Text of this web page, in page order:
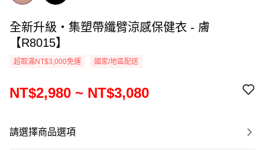
全新升級‧集塑帶纖臂涼感保健衣 - 膚
【R8015】
超取滿NT$3,000免運 國家/地區配送
NT$2,980 ~ NT$3,080
請選擇商品選項